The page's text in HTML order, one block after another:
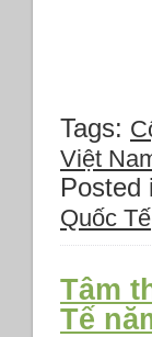
Tags:
Việt
Posted
Quốc Tế
Tâm
Tế